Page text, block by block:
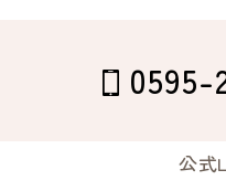
0595-
公式